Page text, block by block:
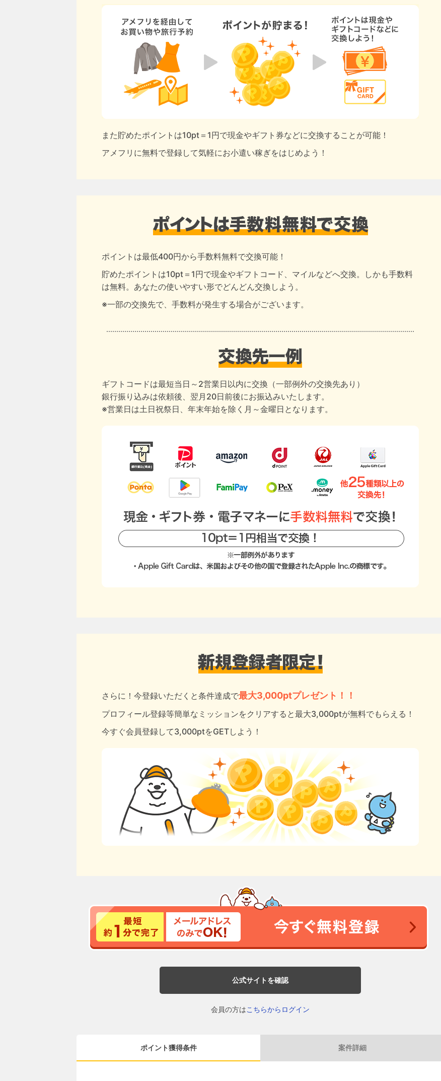
また貯めたポイントは10pt＝1円で現金やギフト券などに交換することが可能！
アメフリに無料で登録して気軽にお小遣い稼ぎをはじめよう！
ポイントは最低400円から手数料無料で交換可能！
貯めたポイントは10pt＝1円で現金やギフトコード、マイルなどへ交換。しかも手数料
は無料。あなたの使いやすい形でどんどん交換しよう。
※一部の交換先で、手数料が発生する場合がございます。
ギフトコードは最短当日～2営業日以内に交換（一部例外の交換先あり）
銀行振り込みは依頼後、翌月20日前後にお振込みいたします。
※営業日は土日祝祭日、年末年始を除く月～金曜日となります。
さらに！今登録いただくと条件達成で最大3,000ptプレゼント！！
プロフィール登録等簡単なミッションをクリアすると最大3,000ptが無料でもらえる！
今すぐ会員登録して3,000ptをGETしよう！
公式サイトを確認
会員の方はこちらからログイン
ポイント獲得条件 案件詳細